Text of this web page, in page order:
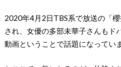
2020年4月2日TBS系で放送の「
され、女優の多部未華子さんもド
動画ということで話題になってい